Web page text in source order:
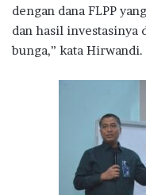
dengan dana FLPP
dan hasil investasinya
bunga,” kata Hirwandi.